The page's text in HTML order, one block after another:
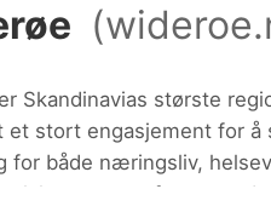
kan du oppgi
(
Skandinavias største
et stort engasjement for
for både næringsliv,
tas